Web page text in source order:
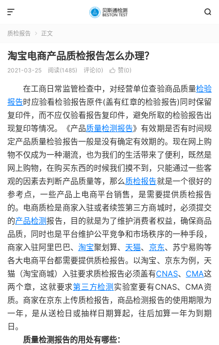


质检报告  正文
淘宝电商产品质检报告怎么办理？
2021-03-25 阅读(1485) 评论(0)  赞(0)
在工商日常监管检查中，对经营单位查验商品质量检验
报告时应验看检验报告原件(盖有红章的检验报告)同时保留
复印件，而不应仅验看报告复印件，避免所取的检验报告出
现复印等情况。《产品质量检测报告》有效期是否有时间规
定产品质量检验报告一般是没有确定有效期的。现在网上购
物不仅成为一种潮流，也为我们的生活带来了便利，既然是
网上购物，在购买东西的时候我们摸不到，只能通过一些客
观的因素去判断产品质量等，那么质检报告就是一个很好的
参考点，一些产品上电商平台销售，是需要提供质检报告
的。电商质检是商家入驻或者续签第三方商城时，必须提交
的产品检测报告，目的就是为了维护消费者权益，确保商品
品质，同时也是平台维护公平竞争和市场秩序的一种手段，
商家入驻阿里巴巴、 淘宝聚划算、 天猫、 京东、苏宁易购等
各大电商平台都需要提供质检报告。以淘宝、京东为例，天
猫（淘宝商城）入驻要求质检报告必须盖有CNAS、 CMA这
两个章，这就要求第三方检测 实验室要有CNAS、CMA资
质。商家在京东上传质检报告，商品检测报告的使用期限为
一年，是从送检日或抽样日期算起，往后加算一年为到期
日。
质量检测报告的用处有哪些：